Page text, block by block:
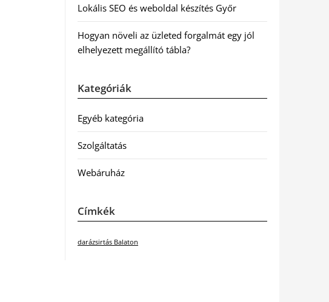
Lokális SEO és weboldal készítés Győr
Hogyan növeli az üzleted forgalmát egy jól
elhelyezett megállító tábla?
Kategóriák
Egyéb kategória
Szolgáltatás
Webáruház
Címkék
darázsirtás Balaton